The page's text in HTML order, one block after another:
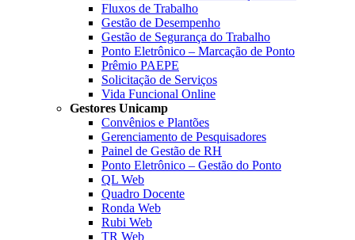
Fluxos de Trabalho
Gestão de Desempenho
Gestão de Segurança do Trabalho
Ponto Eletrônico – Marcação de Ponto
Prêmio PAEPE
Solicitação de Serviços
Vida Funcional Online
Gestores Unicamp
Convênios e Plantões
Gerenciamento de Pesquisadores
Painel de Gestão de RH
Ponto Eletrônico – Gestão do Ponto
QL Web
Quadro Docente
Ronda Web
Rubi Web
TR Web